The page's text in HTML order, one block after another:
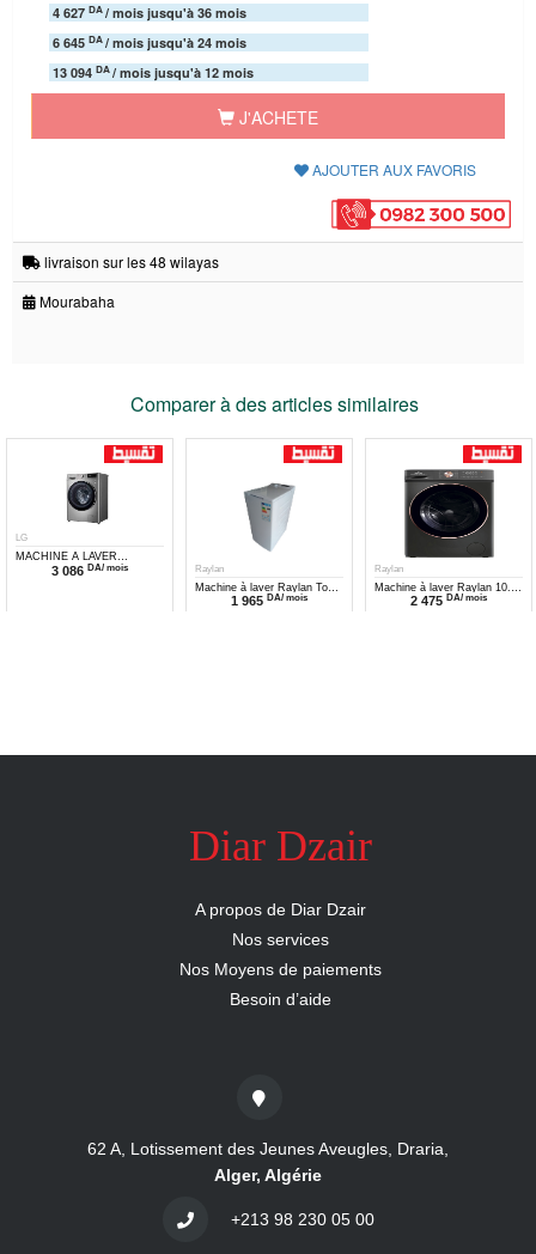
4 627 DA/ mois jusqu'à 36 mois
6 645 DA/ mois jusqu'à 24 mois
13 094 DA/ mois jusqu'à 12 mois
J'ACHETE
AJOUTER AUX FAVORIS
livraison sur les 48 wilayas
Mourabaha
Comparer à des articles similaires
LG
MACHINE A LAVER
WMF/10,5KG VMC
3 086 DA/ mois Raylan
Machine à laver Raylan Top
européenne RWM-DE 7,5
1 965 DA/ mois
Raylan
Machine à laver Raylan 10.5
kg 1400tr Inverter WMM/FLN
2 475 DA/ mois
Diar Dzair
A propos de Diar Dzair
Nos services
Nos Moyens de paiements
Besoin d’aide
62 A, Lotissement des Jeunes Aveugles, Draria,
Alger, Algérie
+213 98 230 05 00